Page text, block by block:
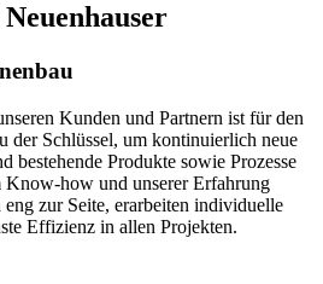
Kunden und Partnern ist für den
der Schlüssel, um kontinuierlich neue
bestehende Produkte sowie Prozesse
Know-how und unserer Erfahrung
zur Seite, erarbeiten individuelle
Effizienz in allen Projekten.